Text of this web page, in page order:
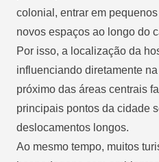
colonial, entrar em
novos espaços ao longo do
Por isso, a localização da
influenciando diretamente
próximo das áreas centrais
principais pontos da cidade
deslocamentos longos.
Ao mesmo tempo, muitos